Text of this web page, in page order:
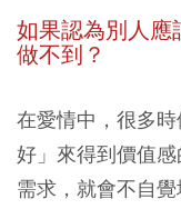
如果認為別人應
做不到？
在愛情中，很多
好」來得到價值
需求，就會不自